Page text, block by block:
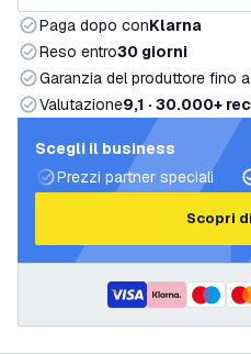
Paga dopo conKlarna
Reso entro30 giorni
Garanzia del produttore fino a
Valutazione9,1 · 30.000+
Scegli il business
Prezzi partner speciali
Scopri